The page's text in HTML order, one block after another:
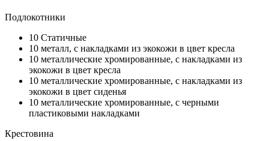
Подлокотники
10 Статичные
10 металл, с накладками из экокожи в цвет кресла
10 металлические хромированные, с накладками из
экокожи в цвет кресла
10 металлические хромированные, с накладками из
экокожи в цвет сиденья
10 металлические хромированные, с черными
пластиковыми накладками
Крестовина